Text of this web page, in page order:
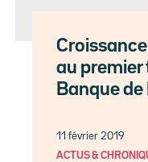
au premier
Banque
11 février 2019
ACTUS &